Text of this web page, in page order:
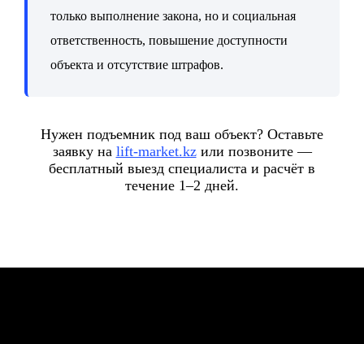
только выполнение закона, но и социальная
ответственность, повышение доступности
объекта и отсутствие штрафов.
Нужен подъемник под ваш объект? Оставьте
заявку на lift-market.kzили позвоните —
бесплатный выезд специалиста и расчёт в
течение 1–2 дней.